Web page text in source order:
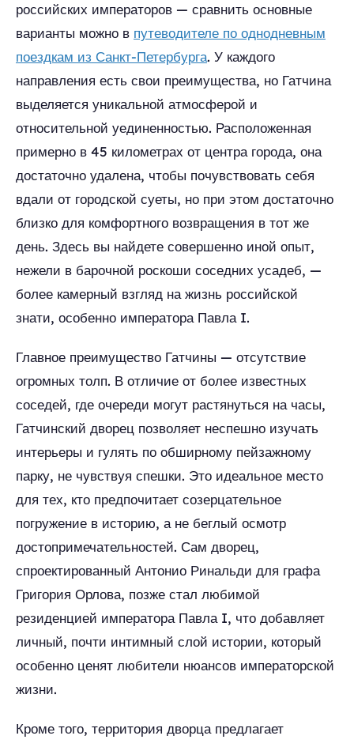
российских императоров — сравнить основные
варианты можно в путеводителе по однодневным
поездкам из Санкт-Петербурга. У каждого
направления есть свои преимущества, но Гатчина
выделяется уникальной атмосферой и
относительной уединенностью. Расположенная
примерно в 45 километрах от центра города, она
достаточно удалена, чтобы почувствовать себя
вдали от городской суеты, но при этом достаточно
близко для комфортного возвращения в тот же
день. Здесь вы найдете совершенно иной опыт,
нежели в барочной роскоши соседних усадеб, —
более камерный взгляд на жизнь российской
знати, особенно императора Павла I.
Главное преимущество Гатчины — отсутствие
огромных толп. В отличие от более известных
соседей, где очереди могут растянуться на часы,
Гатчинский дворец позволяет неспешно изучать
интерьеры и гулять по обширному пейзажному
парку, не чувствуя спешки. Это идеальное место
для тех, кто предпочитает созерцательное
погружение в историю, а не беглый осмотр
достопримечательностей. Сам дворец,
спроектированный Антонио Ринальди для графа
Григория Орлова, позже стал любимой
резиденцией императора Павла I, что добавляет
личный, почти интимный слой истории, который
особенно ценят любители нюансов императорской
жизни.
Кроме того, территория дворца предлагает